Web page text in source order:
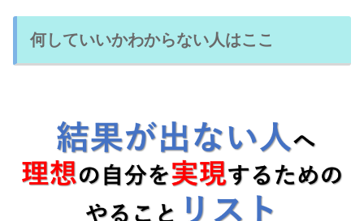
何していいかわからない人はここ